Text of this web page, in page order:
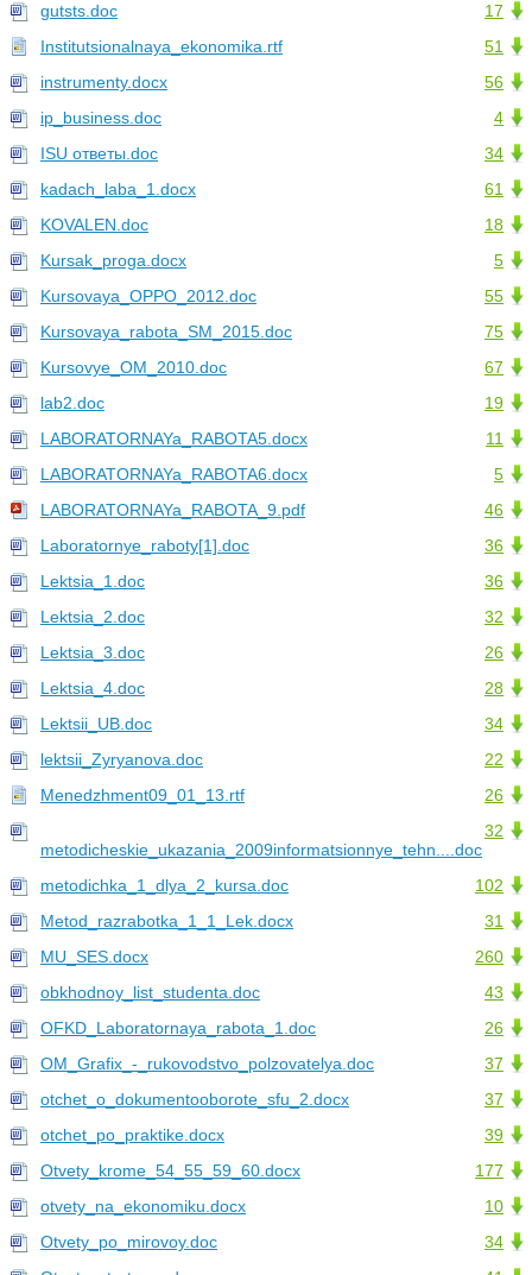
17
gutsts.doc
51
Institutsionalnaya_ekonomika.rtf
56
instrumenty.docx
4
ip_business.doc
34
ISU ответы.doc
61
kadach_laba_1.docx
18
KOVALEN.doc
5
Kursak_proga.docx
55
Kursovaya_OPPO_2012.doc
75
Kursovaya_rabota_SM_2015.doc
67
Kursovye_OM_2010.doc
19
lab2.doc
11
LABORATORNAYa_RABOTA5.docx
5
LABORATORNAYa_RABOTA6.docx
46
LABORATORNAYa_RABOTA_9.pdf
36
Laboratornye_raboty[1].doc
36
Lektsia_1.doc
32
Lektsia_2.doc
26
Lektsia_3.doc
28
Lektsia_4.doc
34
Lektsii_UB.doc
22
lektsii_Zyryanova.doc
26
Menedzhment09_01_13.rtf
32
metodicheskie_ukazania_2009informatsionnye_tehn....doc
102
metodichka_1_dlya_2_kursa.doc
31
Metod_razrabotka_1_1_Lek.docx
260
MU_SES.docx
43
obkhodnoy_list_studenta.doc
26
OFKD_Laboratornaya_rabota_1.doc
37
OM_Grafix_-_rukovodstvo_polzovatelya.doc
37
otchet_o_dokumentooborote_sfu_2.docx
39
otchet_po_praktike.docx
177
Otvety_krome_54_55_59_60.docx
10
otvety_na_ekonomiku.docx
34
Otvety_po_mirovoy.doc